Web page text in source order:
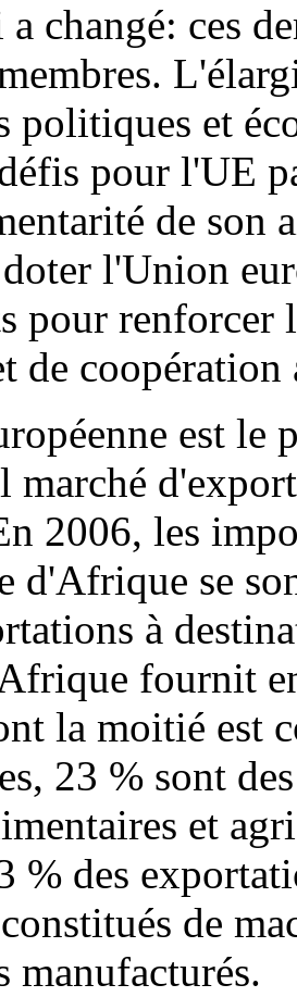
changé: ces
politiques et
pour l'UE
de son
l'Union
pour renforcer
de
est le
marché
2006, les
d'Afrique se
à
fournit
la moitié est
23 % sont
et
% des
de
manufacturés.